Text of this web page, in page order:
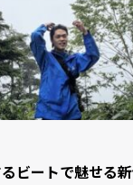
ビートで魅せる